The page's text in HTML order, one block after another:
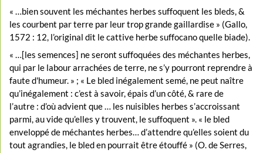
« …bien souvent les méchantes herbes suffoquent les bleds, &
les courbent par terre par leur trop grande gaillardise » (Gallo,
1572 : 12, l’original dit le cattive herbe suffocano quelle biade).
« …[les semences] ne seront suffoquées des méchantes herbes,
qui par le labour arrachées de terre, ne s’y pourront reprendre à
faute d'humeur. » ; « Le bled inégalement semé, ne peut naître
qu’inégalement : c’est à savoir, épais d’un côté, & rare de
l’autre : d’où advient que … les nuisibles herbes s’accroissant
parmi, au vide qu’elles y trouvent, le suffoquent ». « le bled
enveloppé de méchantes herbes… d’attendre qu’elles soient du
tout agrandies, le bled en pourrait être étouffé » (O. de Serres,